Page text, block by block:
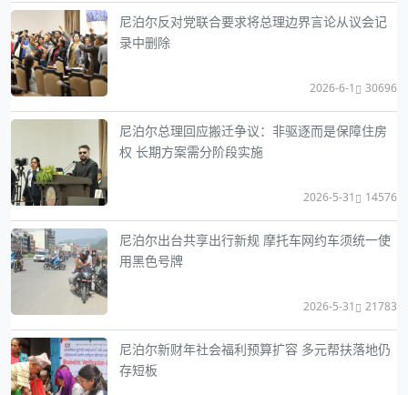
尼泊尔反对党联合要求将总理边界言论从议会记
录中删除
2026-6-1 30696
尼泊尔总理回应搬迁争议：非驱逐而是保障住房
权 长期方案需分阶段实施
2026-5-31 14576
尼泊尔出台共享出行新规 摩托车网约车须统一使
用黑色号牌
2026-5-31 21783
尼泊尔新财年社会福利预算扩容 多元帮扶落地仍
存短板